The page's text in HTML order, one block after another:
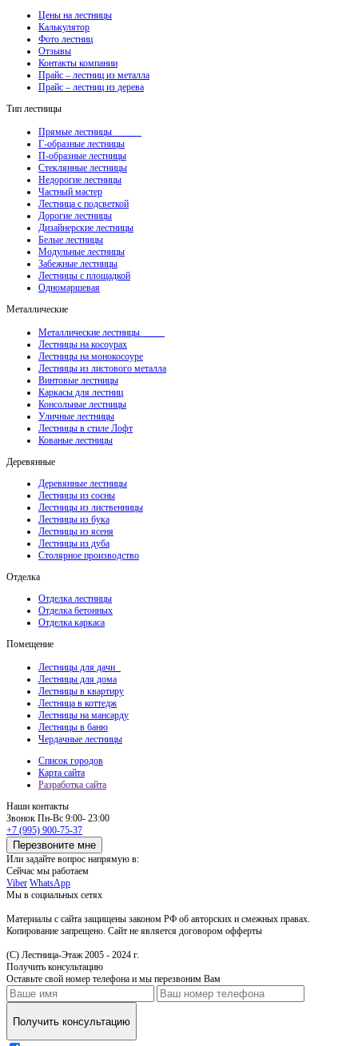
Цены на лестницы
Калькулятор
Фото лестниц
Отзывы
Контакты компании
Прайс – лестниц из металла
Прайс – лестниц из дерева
Тип лестницы
Прямые лестницы
Г-образные лестницы
П-образные лестницы
Стеклянные лестницы
Недорогие лестницы
Частный мастер
Лестница с подсветкой
Дорогие лестницы
Дизайнерские лестницы
Белые лестницы
Модульные лестницы
Забежные лестницы
Лестницы с площадкой
Одномаршевая
Металлические
Металлические лестницы
Лестницы на косоурах
Лестницы на монокосоуре
Лестницы из листового металла
Винтовые лестницы
Каркасы для лестниц
Консольные лестницы
Уличные лестницы
Лестницы в стиле Лофт
Кованые лестницы
Деревянные
Деревянные лестницы
Лестницы из сосны
Лестницы из лиственницы
Лестницы из бука
Лестницы из ясеня
Лестницы из дуба
Столярное производство
Отделка
Отделка лестницы
Отделка бетонных
Отделка каркаса
Помещение
Лестницы для дачи
Лестницы для дома
Лестницы в квартиру
Лестница в коттедж
Лестницы на мансарду
Лестницы в баню
Чердачные лестницы
Список городов
Карта сайта
Разработка сайта
Наши контакты
Звонок Пн-Вс 9:00- 23:00
+7 (995) 900-75-37
Перезвоните мне
Или задайте вопрос напрямую в:
Сейчас мы работаем
Viber WhatsApp
Мы в социальных сетях
Материалы с сайта защищены законом РФ об авторских и смежных правах.
Копирование запрещено. Сайт не является договором офферты
(С) Лестница-Этаж 2005 - 2024 г.
Получить консультацию
Оставьте свой номер телефона и мы перезвоним Вам
Получить консультацию